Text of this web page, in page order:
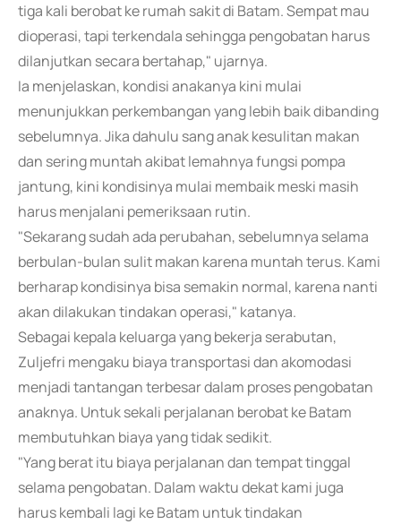
tiga kali berobat ke rumah sakit di Batam. Sempat mau
dioperasi, tapi terkendala sehingga pengobatan harus
dilanjutkan secara bertahap," ujarnya.
Ia menjelaskan, kondisi anakanya kini mulai
menunjukkan perkembangan yang lebih baik dibanding
sebelumnya. Jika dahulu sang anak kesulitan makan
dan sering muntah akibat lemahnya fungsi pompa
jantung, kini kondisinya mulai membaik meski masih
harus menjalani pemeriksaan rutin.
"Sekarang sudah ada perubahan, sebelumnya selama
berbulan-bulan sulit makan karena muntah terus. Kami
berharap kondisinya bisa semakin normal, karena nanti
akan dilakukan tindakan operasi," katanya.
Sebagai kepala keluarga yang bekerja serabutan,
Zuljefri mengaku biaya transportasi dan akomodasi
menjadi tantangan terbesar dalam proses pengobatan
anaknya. Untuk sekali perjalanan berobat ke Batam
membutuhkan biaya yang tidak sedikit.
"Yang berat itu biaya perjalanan dan tempat tinggal
selama pengobatan. Dalam waktu dekat kami juga
harus kembali lagi ke Batam untuk tindakan